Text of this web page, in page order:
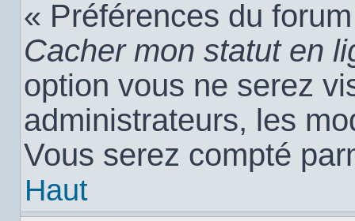
« Préférences du
Cacher mon statut en
option vous ne serez
administrateurs, les
Vous serez compté
Haut